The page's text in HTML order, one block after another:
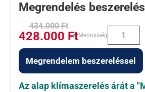
Megrendelés
434.000Ft
428.000 FtMennyiség
Megrendelem beszereléssel
Az alap klímaszerelés árát a